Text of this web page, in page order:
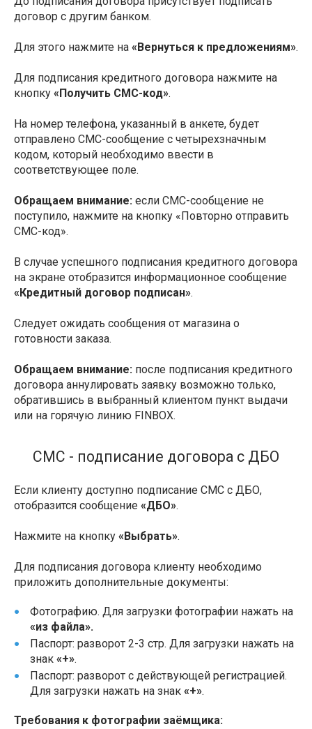
договор с другим банком.
Для этого нажмите на «Вернуться к предложениям».
Для подписания кредитного договора нажмите на
кнопку «Получить СМС-код».
На номер телефона, указанный в анкете, будет
отправлено СМС-сообщение с четырехзначным
кодом, который необходимо ввести в
соответствующее поле.
Обращаем внимание: если СМС-сообщение не
поступило, нажмите на кнопку «Повторно отправить
СМС-код».
В случае успешного подписания кредитного договора
на экране отобразится информационное сообщение
«Кредитный договор подписан».
Следует ожидать сообщения от магазина о
готовности заказа.
Обращаем внимание: после подписания кредитного
договора аннулировать заявку возможно только,
обратившись в выбранный клиентом пункт выдачи
или на горячую линию FINBOX.
СМС - подписание договора с ДБО
Если клиенту доступно подписание СМС с ДБО,
отобразится сообщение «ДБО».
Нажмите на кнопку «Выбрать».
Для подписания договора клиенту необходимо
приложить дополнительные документы:
Фотографию. Для загрузки фотографии нажать на
«из файла».
Паспорт: разворот 2-3 стр. Для загрузки нажать на
знак «+».
Паспорт: разворот с действующей регистрацией.
Для загрузки нажать на знак «+».
Требования к фотографии заёмщика: